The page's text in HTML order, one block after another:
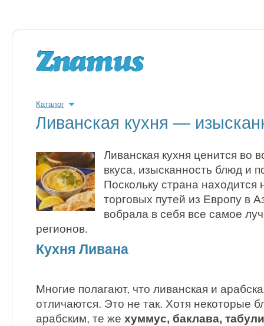
Каталог
Ливанская кухня —
Ливанская кухня ценится во
вкуса, изысканность блюд и
Поскольку страна находится
торговых путей из Европу в
вобрала в себя все самое
регионов.
Кухня Ливана
Многие полагают, что ливанская и
отличаются. Это не так. Хотя некоторые
арабским, те же хуммус, баклава,